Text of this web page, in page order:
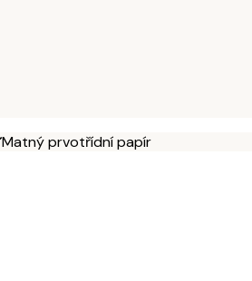
Matný prvotřídní papír